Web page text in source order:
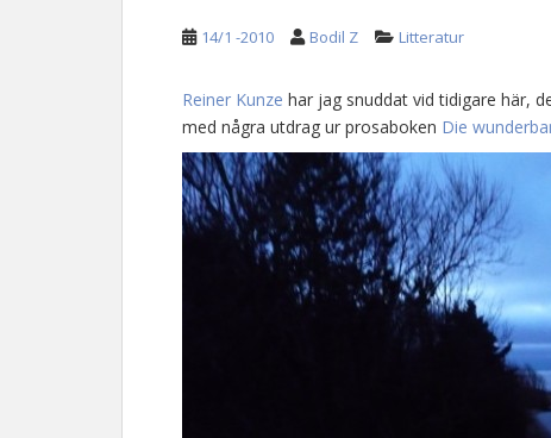
14/1 -2010 Bodil Z Litteratur
Reiner Kunze har jag snuddat vid tidigare här,
med några utdrag ur prosaboken Die